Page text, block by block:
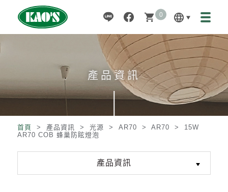
language
shopping_cart 0
產品資訊
首頁 > 產品資訊 > 光源 > AR70 > AR70 > 15W
AR70 COB 蜂巢防眩燈泡
產品資訊